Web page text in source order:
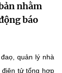
nhằm
báo
quản lý nhà
tử tổng hợp